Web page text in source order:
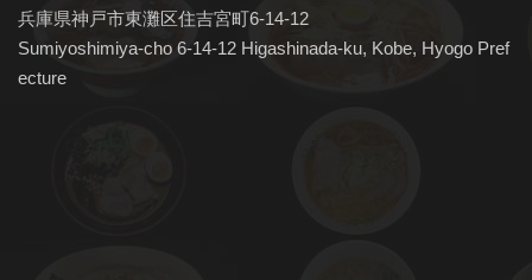
兵庫県神戸市東灘区住吉宮町6-14-12
Sumiyoshimiya-cho 6-14-12 Higashinada-ku, Kobe, Hyogo Pref
ecture